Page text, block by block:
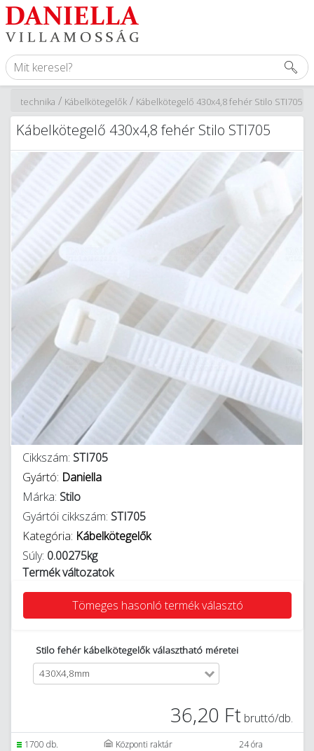
Kábelkötegelő 430x4,8 fehér Stilo STI705
/
Kábelkötegelők
/
Kábelkötegelő 430x4,8 fehér Stilo STI705
Cikkszám: STI705
Gyártó: Daniella
Márka: Stilo
Gyártói cikkszám: STI705
Kategória: Kábelkötegelők
Súly: 0.00275kg
Termék változatok
Tömeges hasonló termék választó
Stilo fehér kábelkötegelők választható méretei
430X4,8mm
36,20 Ft bruttó/db.
1700 db. Központi raktár
24 óra